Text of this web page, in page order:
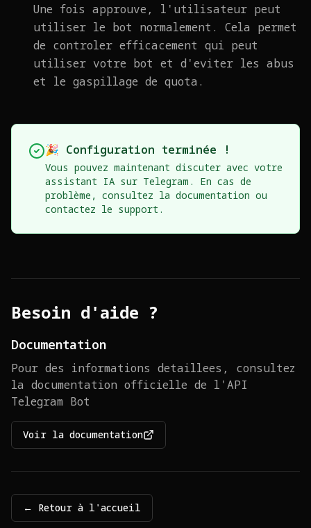
Une fois approuve, l'utilisateur peut
utiliser le bot normalement. Cela permet
de controler efficacement qui peut
utiliser votre bot et d'eviter les abus
et le gaspillage de quota.
🎉 Configuration terminée !
Vous pouvez maintenant discuter avec votre
assistant IA sur Telegram. En cas de
problème, consultez la documentation ou
contactez le support.
Besoin d'aide ?
Documentation
Pour des informations detaillees, consultez
la documentation officielle de l'API
Telegram Bot
Voir la documentation
← Retour à l'accueil